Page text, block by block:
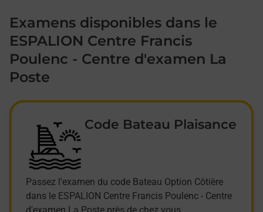
Examens disponibles dans le
ESPALION Centre Francis
Poulenc - Centre d'examen La
Poste
Code Bateau Plaisance
Passez l'examen du code Bateau Option Côtière
dans le ESPALION Centre Francis Poulenc - Centre